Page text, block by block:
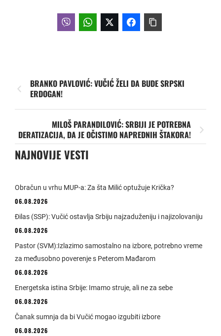
BRANKO PAVLOVIĆ: VUČIĆ ŽELI DA BUDE SRPSKI
ERDOGAN!
MILOŠ PARANDILOVIĆ: SRBIJI JE POTREBNA
DERATIZACIJA, DA JE OČISTIMO NAPREDNIH ŠTAKORA!
NAJNOVIJE VESTI
Obračun u vrhu MUP-a: Za šta Milić optužuje Krička?
06.08.2026
Đilas (SSP): Vučić ostavlja Srbiju najzaduženiju i najizolovaniju
06.08.2026
Pastor (SVM):Izlazimo samostalno na izbore, potrebno vreme
za međusobno poverenje s Peterom Mađarom
06.08.2026
Energetska istina Srbije: Imamo struje, ali ne za sebe
06.08.2026
Čanak sumnja da bi Vučić mogao izgubiti izbore
06.08.2026